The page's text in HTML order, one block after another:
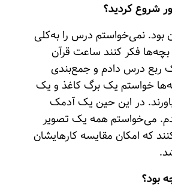
شروع کردید؟
نمی‌خواستم درس را به‌کلی
فکر کنند ساعت قرآن
ربع درس دادم و جمع‌بندی
خواستم یک برگ کاغذ و یک
در این حین یک آدمک
می‌خواستم همه یک تصویر
که امکان مقایسه کارهایشان
بود؟